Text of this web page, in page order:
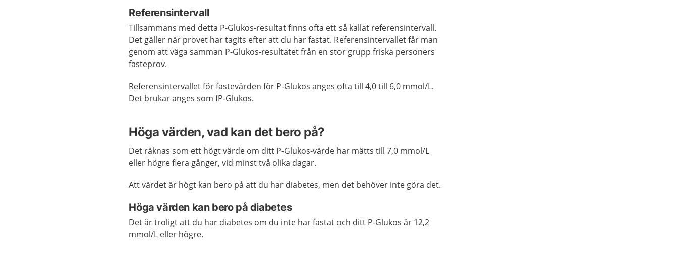
Referensintervall
Tillsammans med detta P-Glukos-resultat finns ofta ett så kallat referensintervall.
Det gäller när provet har tagits efter att du har fastat. Referensintervallet får man
genom att väga samman P-Glukos-resultatet från en stor grupp friska personers
fasteprov.
Referensintervallet för fastevärden för P-Glukos anges ofta till 4,0 till 6,0 mmol/L.
Det brukar anges som fP-Glukos.
Höga värden, vad kan det bero på?
Det räknas som ett högt värde om ditt P-Glukos-värde har mätts till 7,0 mmol/L
eller högre flera gånger, vid minst två olika dagar.
Att värdet är högt kan bero på att du har diabetes, men det behöver inte göra det.
Höga värden kan bero på diabetes
Det är troligt att du har diabetes om du inte har fastat och ditt P-Glukos är 12,2
mmol/L eller högre.